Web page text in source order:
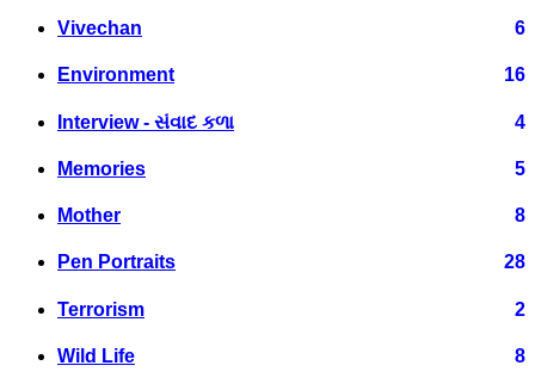
Vivechan 6
Environment 16
Interview - સંવાદ કળા 4
Memories 5
Mother 8
Pen Portraits 28
Terrorism 2
Wild Life 8